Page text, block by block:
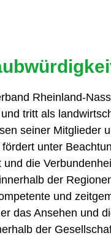
Rheinland-
tritt als
seiner Mitglieder
unter
die
der
und
das Ansehen und
der